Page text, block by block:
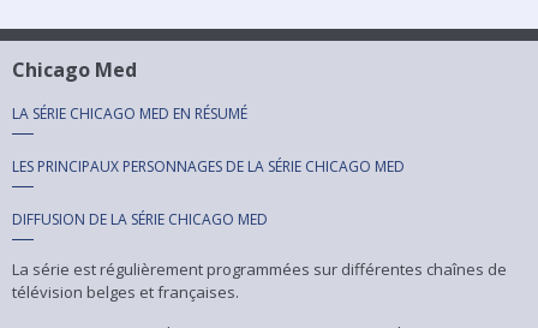
Chicago Med
LA SÉRIE CHICAGO MED EN RÉSUMÉ
LES PRINCIPAUX PERSONNAGES DE LA SÉRIE CHICAGO MED
DIFFUSION DE LA SÉRIE CHICAGO MED
La série est régulièrement programmées sur différentes chaînes de
télévision belges et françaises.